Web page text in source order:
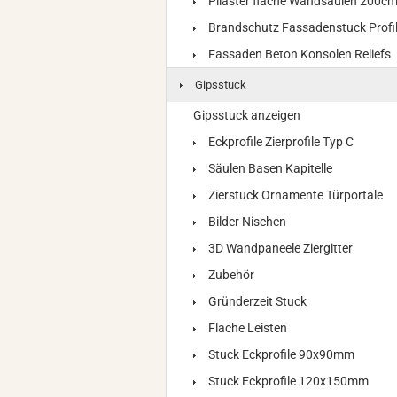
Brandschutz Fassadenstuck
Fassaden Beton Konsolen Reliefs
Gipsstuck
Gipsstuck anzeigen
Eckprofile Zierprofile Typ C
Säulen Basen Kapitelle
Zierstuck Ornamente Türportale
Bilder Nischen
3D Wandpaneele Ziergitter
Zubehör
Gründerzeit Stuck
Flache Leisten
Stuck Eckprofile 90x90mm
Stuck Eckprofile 120x150mm